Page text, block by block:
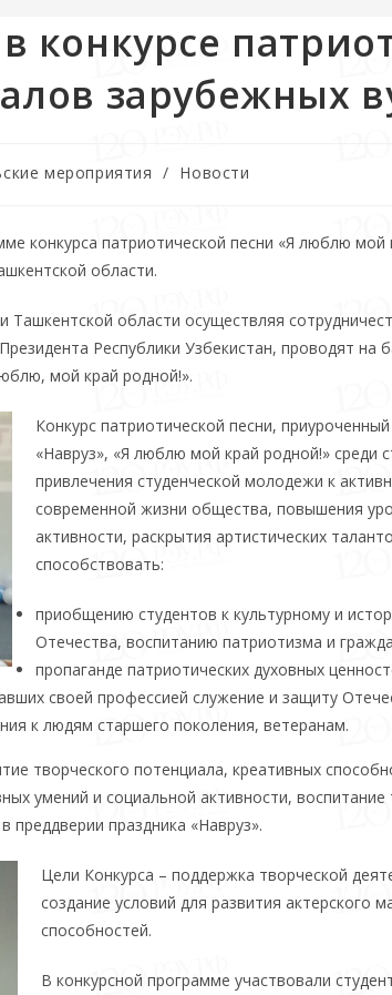
конкурсе
зарубежных
мероприятия / Новости
конкурса патриотической песни «Я люблю мой
области.
области осуществляя
Республики Узбекистан, проводят на
мой край родной!».
Конкурс патриотической песни,
«Навруз», «Я люблю мой край родной!» среди
привлечения студенческой молодежи к
современной жизни общества, повышения
активности, раскрытия артистических
способствовать:
приобщению студентов к культурному и
Отечества, воспитанию патриотизма и
пропаганде патриотических духовных
своей профессией служение и защиту
к людям старшего поколения, ветеранам.
творческого потенциала, креативных
умений и социальной активности,
праздника «Навруз».
Цели Конкурса – поддержка творческой
создание условий для развития актерского
способностей.
В конкурсной программе участвовали